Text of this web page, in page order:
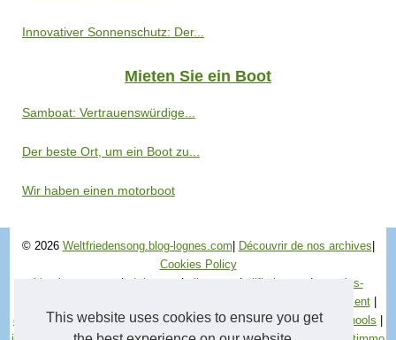
This website uses cookies to ensure you get
Innovativer Sonnenschutz: Der...
Mieten Sie ein Boot
Samboat: Vertrauenswürdige...
Der beste Ort, um ein Boot zu...
Wir haben einen motorboot
© 2026 Weltfriedensong.blog-lognes.com Découvrir de nos archives
Cookies Policy
blog-lognes.com
| ab-hotsex | alleensex | allfistingsex |
autoglas-
e-allaitement|
escaladereunion|filmexxx| france-aquarium|gossiplive |hopeschools